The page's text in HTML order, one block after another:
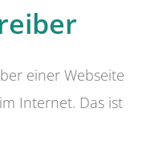
einer Webseite
Internet. Das ist